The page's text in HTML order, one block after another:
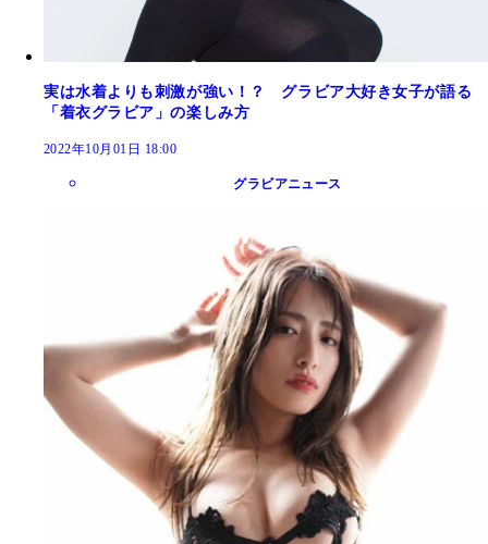
実は水着よりも刺激が強い！？ グラビア大好き女子が語る
「着衣グラビア」の楽しみ方
2022年10月01日 18:00
グラビアニュース